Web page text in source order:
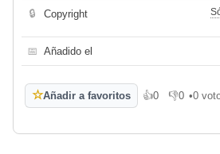
🔒 Copyright
📅 Añadido el
☆Añadir a favoritos 👍0
Me gusta
👎0
No me
•0